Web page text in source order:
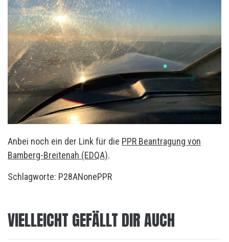
Anbei noch ein der Link für die PPR Beantragung von
Bamberg-Breitenah (EDQA).
Schlagworte: P28ANonePPR
VIELLEICHT GEFÄLLT DIR AUCH